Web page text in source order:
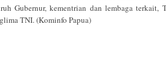
Gubernur, kementrian dan lembaga terkait,
TNI. (Kominfo Papua)